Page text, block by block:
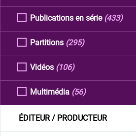
Publications en série (433)
Partitions (295)
Vidéos (106)
Multimédia (56)
ÉDITEUR / PRODUCTEUR